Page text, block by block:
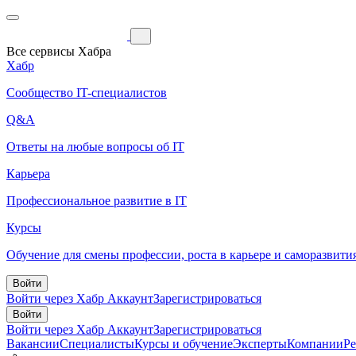
Все сервисы Хабра
Хабр
Сообщество IT-специалистов
Q&A
Ответы на любые вопросы об IT
Карьера
Профессиональное развитие в IT
Курсы
Обучение для смены профессии, роста в карьере и
Войти
Войти через Хабр АккаунтЗарегистрироваться
Войти
Войти через Хабр АккаунтЗарегистрироваться
ВакансииСпециалистыКурсы и обучениеЭкспертыКомпании